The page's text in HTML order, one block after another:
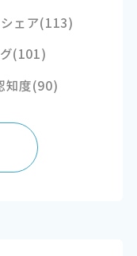
シェア(113)
(101)
知度(90)